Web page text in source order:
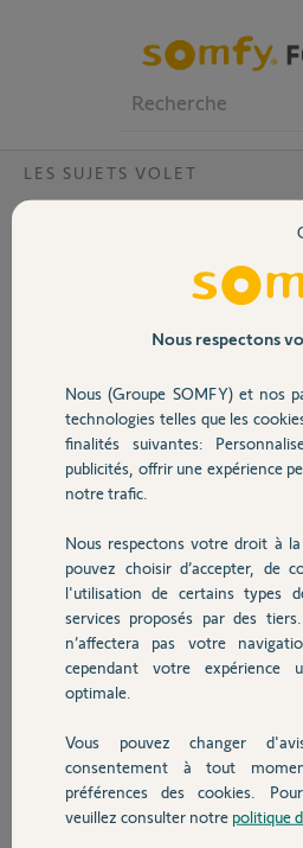
Volet
Sécurité
Domotique
Chauffage
Autres produits
Devis avec un pro
Contact
LES SUJETS VOLET
Pouvez vous me fournir la
Merci,
REMI B.
il y a plus de 4 ans
Participer au fil
Réponses
Bonjour
Ce produit fait partie de la gamme
exactement ?
lt50_notice franc...
1,1 Mo
Nous respectons
Nous (Groupe SOMFY) et nos
technologies telles que les
finalités suivantes:
publicités, offrir une expérience
notre trafic.
Nous respectons votre droit à
pouvez choisir d’accepter, de
l'utilisation de certains types
services proposés par des
n’affectera pas votre
cependant votre expérience
optimale.
Vous pouvez changer
consentement à tout
préférences des cookies.
veuillez consulter notre politique